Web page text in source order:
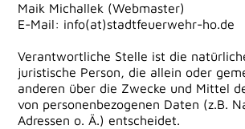
Maik Michallek (Webmaster)
E-Mail: info(at)stadtfeuerwehr-ho.de
Verantwortliche Stelle ist die
juristische Person, die allein oder
anderen über die Zwecke und Mittel
von personenbezogenen Daten (z.B.
Adressen o. Ä.) entscheidet.